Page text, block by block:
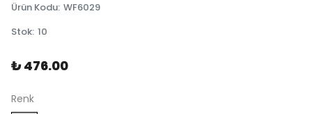
Ürün Kodu: WF6029
Stok: 10
₺ 476.00
Renk